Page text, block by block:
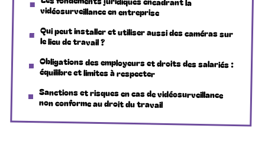
vidéosurveillance en entreprise
Qui peut installer et utiliser aussi des caméras sur
le lieu de travail ?
Obligations des employeurs et droits des salariés :
équilibre et limites à respecter
Sanctions et risques en cas de vidéosurveillance
non conforme au droit du travail